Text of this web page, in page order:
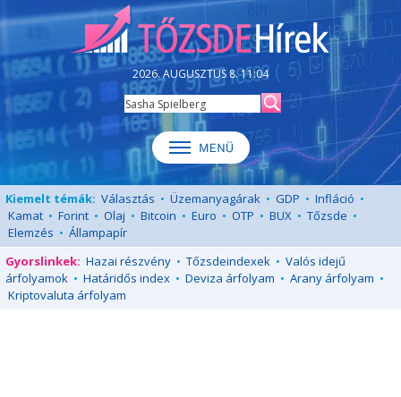
2026. AUGUSZTUS 8. 11:04
Kiemelt témák: Választás • Üzemanyagárak • GDP • Infláció •
Kamat • Forint • Olaj • Bitcoin • Euro • OTP • BUX • Tőzsde •
Elemzés • Állampapír
Gyorslinkek: Hazai részvény • Tőzsdeindexek • Valós idejű
árfolyamok • Határidős index • Deviza árfolyam • Arany árfolyam •
Kriptovaluta árfolyam